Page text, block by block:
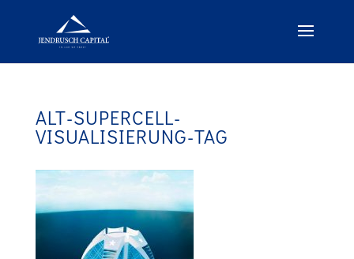
ALT-SUPERCELL-
VISUALISIERUNG-TAG